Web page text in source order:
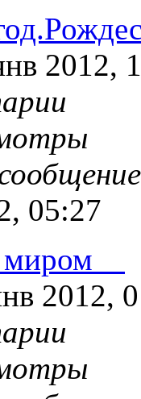
2012,
05:27
2012,